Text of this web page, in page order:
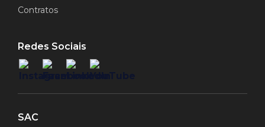
Contratos
Redes Sociais
SAC